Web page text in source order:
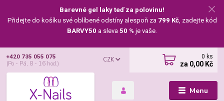
Barevné gel laky teď za polovinu!
Přidejte do košíku své oblíbené odstíny alespoň za 799 Kč, zadejte kód
BARVY50 a sleva 50 % je vaše.
Menu
CZK
+420 735 055 075
(Po - Pá, 8 - 16 hod.)
0 ks
za 0,00 Kč